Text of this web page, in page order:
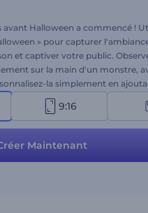
avant Halloween a commencé !
» pour capturer
et captiver votre public.
sur la main d'un monstre,
la simplement en
musique de fond effrayante.
de vœux, les introductions
la dès maintenant !
9:16
Maintenant